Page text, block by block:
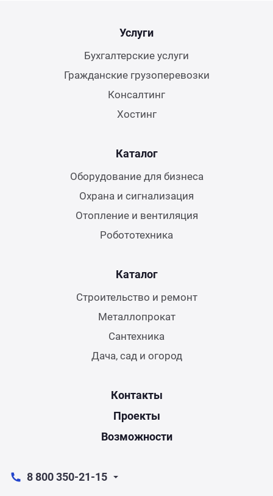
Услуги
Бухгалтерские услуги
Гражданские грузоперевозки
Консалтинг
Хостинг
Каталог
Оборудование для бизнеса
Охрана и сигнализация
Отопление и вентиляция
Робототехника
Каталог
Строительство и ремонт
Металлопрокат
Сантехника
Дача, сад и огород
Контакты
Проекты
Возможности
8 800 350-21-15